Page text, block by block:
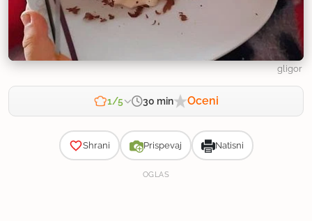
gligor
1/5 30 min Oceni
Shrani Prispevaj Natisni
OGLAS